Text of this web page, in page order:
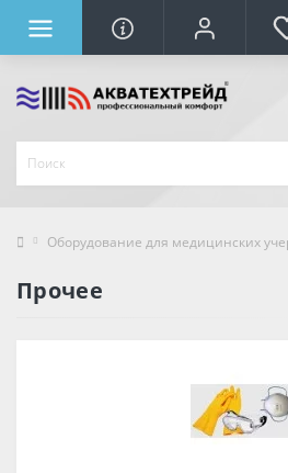
Оборудование для медицинских
Прочее